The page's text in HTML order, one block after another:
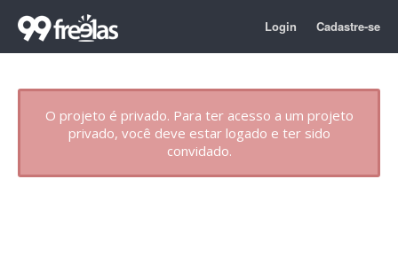
Login Cadastre-se
O projeto é privado. Para ter acesso a um projeto
privado, você deve estar logado e ter sido
convidado.